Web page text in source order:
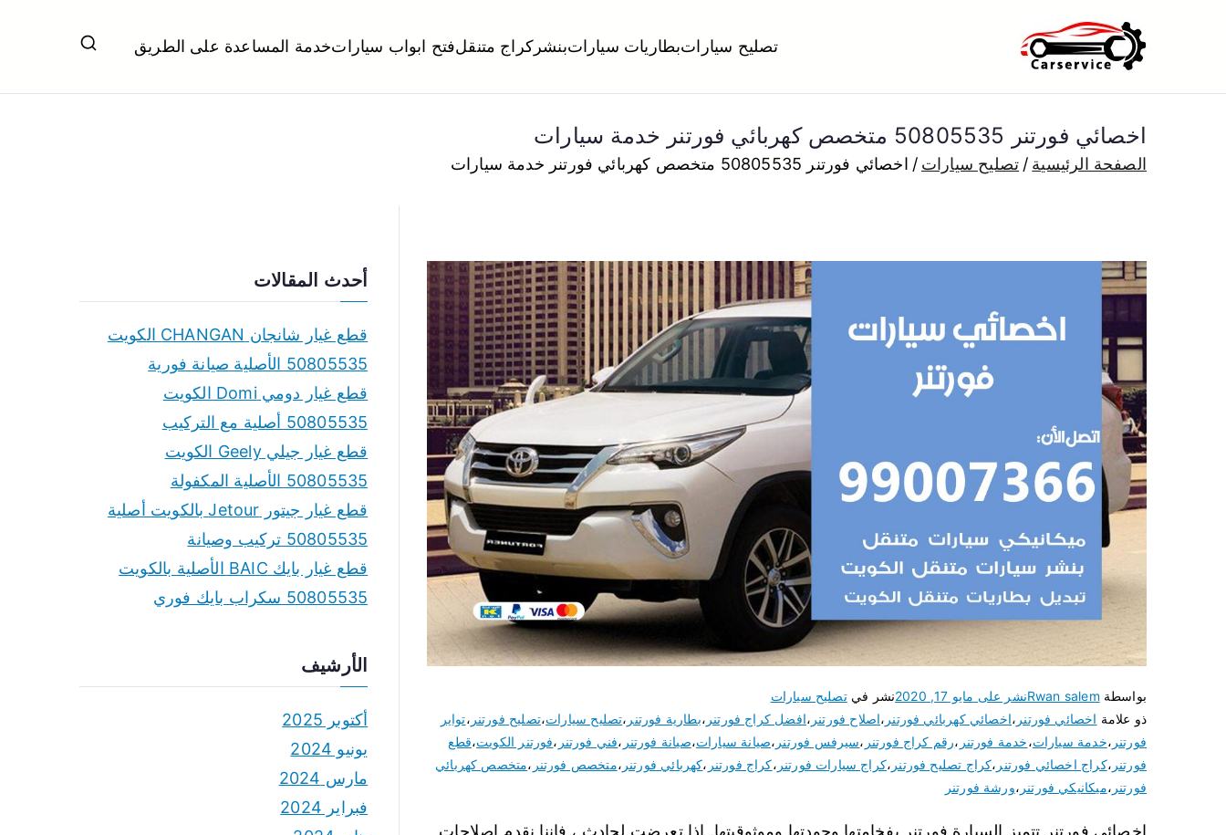
بنشر متنقل الكويت
بنشر متنقل الكويت كهرباء وبنشر تبديل تواير تواير اطارات عجلات تصليح وصيانة سيارات امام المنزل تبديل بطاريات بارخص الاسعار
تصليح سياراتبطاريات سياراتبنشر كراج متنقلفتح ابواب سياراتخدمة المساعدة على الطريق
اخصائي فورتنر 50805535 متخصص كهربائي فورتنر خدمة سيارات
الصفحة الرئيسية تصليح سيارات اخصائي فورتنر 50805535 متخصص كهربائي فورتنر خدمة سيارات
بواسطة Rwan salemنشر على مايو 17, 2020 نشر فيتصليح سيارات
ذو علامة اخصائي فورتنر ،اخصائي كهربائي فورتنر ،اصلاح فورتنر ،افضل كراج فورتنر ،بطارية فورتنر ،تصليح سيارات،تصليح فورتنر ،تواير
فورتنر ،خدمة سيارات،خدمة فورتنر ،رقم كراج فورتنر ،سيرفس فورتنر ،صيانة سيارات،صيانة فورتنر ،فني فورتنر ،فورتنر الكويت،قطع
فورتنر ،كراج اخصائي فورتنر ،كراج تصليح فورتنر ،كراج سيارات فورتنر ،كراج فورتنر ،كهربائي فورتنر ،متخصص فورتنر ،متخصص كهربائي
فورتنر ،ميكانيكي فورتنر ،ورشة فورتنر
اخصائي فورتنر تتميز السيارة فورتنر بفخامتها وجودتها وموثوقيتها. إذا تعرضت لحادث ، فإننا نقدم إصلاحات
أحدث المقالات
قطع غيار شانجان CHANGAN الكويت
50805535 الأصلية صيانة فورية
قطع غيار دومي Domi الكويت
50805535 أصلية مع التركيب
قطع غيار جيلي Geely الكويت
50805535 الأصلية المكفولة
قطع غيار جيتور Jetour بالكويت أصلية
50805535 تركيب وصيانة
قطع غيار بايك BAIC الأصلية بالكويت
50805535 سكراب بايك فوري
الأرشيف
أكتوبر 2025
يونيو 2024
مارس 2024
فبراير 2024